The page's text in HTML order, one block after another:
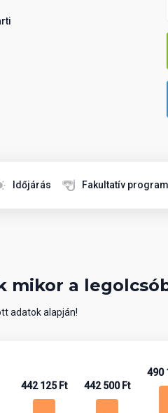
Időjárás Fakultatív
mikor a
adatok alapján!
442 125 Ft 442 500 Ft
490